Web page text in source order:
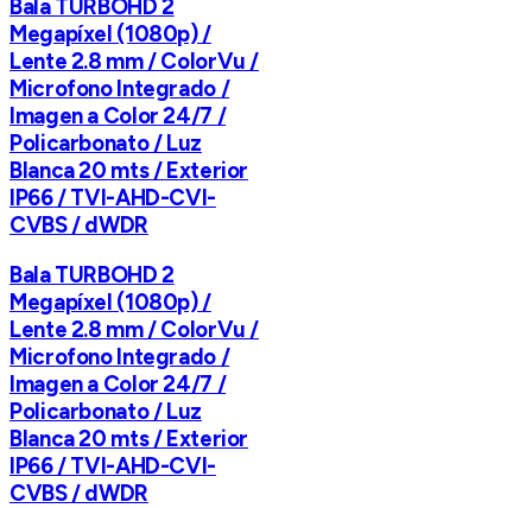
Bala TURBOHD 2
Megapíxel (1080p) /
Lente 2.8 mm / ColorVu /
Microfono Integrado /
Imagen a Color 24/7 /
Policarbonato / Luz
Blanca 20 mts / Exterior
IP66 / TVI-AHD-CVI-
CVBS / dWDR
Bala TURBOHD 2
Megapíxel (1080p) /
Lente 2.8 mm / ColorVu /
Microfono Integrado /
Imagen a Color 24/7 /
Policarbonato / Luz
Blanca 20 mts / Exterior
IP66 / TVI-AHD-CVI-
CVBS / dWDR